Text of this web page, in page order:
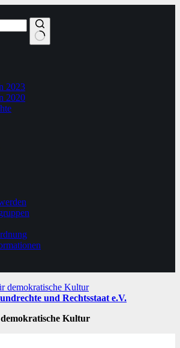
2023
2020
und Rechtsstaat e.V.
Kultur